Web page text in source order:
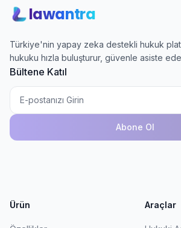
lawantra
Türkiye'nin yapay zeka destekli hukuk
hukuku hızla buluşturur, güvenle asiste
Bültene Katıl
Abone Ol
Ürün Araçlar